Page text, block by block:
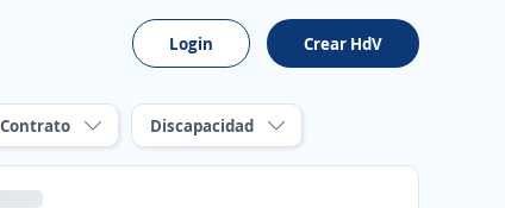
Login Crear HdV
Contrato Discapacidad